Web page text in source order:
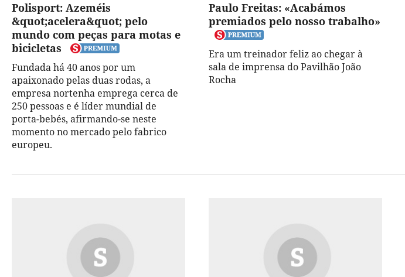
Polisport: Azeméis
&quot;acelera&quot; pelo
mundo com peças para motas e
bicicletas
Fundada há 40 anos por um
apaixonado pelas duas rodas, a
empresa nortenha emprega cerca de
250 pessoas e é líder mundial de
porta-bebés, afirmando-se neste
momento no mercado pelo fabrico
europeu.
Paulo Freitas: «Acabámos
premiados pelo nosso trabalho»
Era um treinador feliz ao chegar à
sala de imprensa do Pavilhão João
Rocha